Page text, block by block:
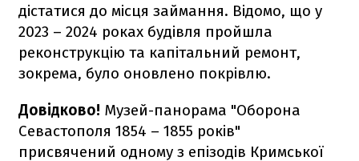
дістатися до місця займання. Відомо, що у
2023 – 2024 роках будівля пройшла
реконструкцію та капітальний ремонт,
зокрема, було оновлено покрівлю.
Довідково! Музей-панорама "Оборона
Севастополя 1854 – 1855 років"
присвячений одному з епізодів Кримської